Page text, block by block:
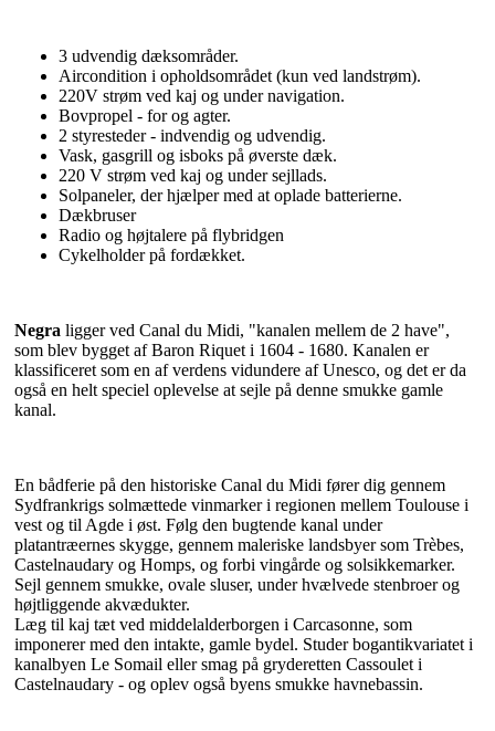
3 udvendig dæksområder.
Aircondition i opholdsområdet (kun ved landstrøm).
220V strøm ved kaj og under navigation.
Bovpropel - for og agter.
2 styresteder - indvendig og udvendig.
Vask, gasgrill og isboks på øverste dæk.
220 V strøm ved kaj og under sejllads.
Solpaneler, der hjælper med at oplade batterierne.
Dækbruser
Radio og højtalere på flybridgen
Cykelholder på fordækket.
Negra ligger ved Canal du Midi, "kanalen mellem de 2 have",
som blev bygget af Baron Riquet i 1604 - 1680. Kanalen er
klassificeret som en af verdens vidundere af Unesco, og det er da
også en helt speciel oplevelse at sejle på denne smukke gamle
kanal.
En bådferie på den historiske Canal du Midi fører dig gennem
Sydfrankrigs solmættede vinmarker i regionen mellem Toulouse i
vest og til Agde i øst. Følg den bugtende kanal under
platantræernes skygge, gennem maleriske landsbyer som Trèbes,
Castelnaudary og Homps, og forbi vingårde og solsikkemarker.
Sejl gennem smukke, ovale sluser, under hvælvede stenbroer og
højtliggende akvædukter.
Læg til kaj tæt ved middelalderborgen i Carcasonne, som
imponerer med den intakte, gamle bydel. Studer bogantikvariatet i
kanalbyen Le Somail eller smag på gryderetten Cassoulet i
Castelnaudary - og oplev også byens smukke havnebassin.